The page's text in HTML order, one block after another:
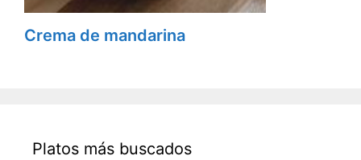
Crema de mandarina
Platos más buscados